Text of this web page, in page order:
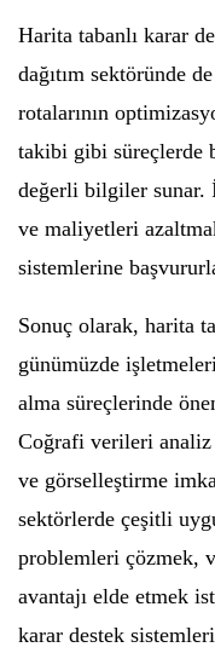
Harita tabanlı karar
dağıtım sektöründe
rotalarının
takibi gibi süreçlerde
değerli bilgiler
ve maliyetleri
sistemlerine
Sonuç olarak, harita
günümüzde
alma süreçlerinde
Coğrafi verileri
ve görselleştirme
sektörlerde çeşitli
problemleri çözmek,
avantajı elde etmek
karar destek